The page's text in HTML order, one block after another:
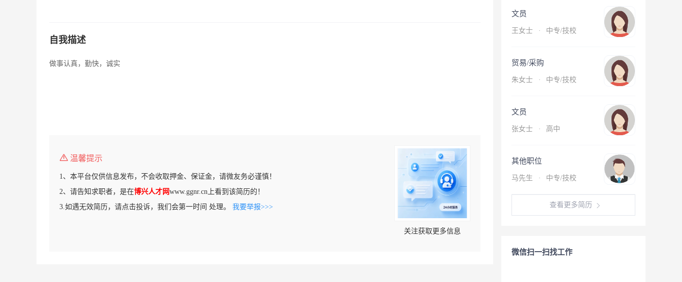
自我描述
做事认真，勤快，诚实
温馨提示
1、本平台仅供信息发布，不会收取押金、保证金，请微友务必谨慎！
2、请告知求职者，是在博兴人才网www.ggnr.cn上看到该简历的！
3.如遇无效简历，请点击投诉，我们会第一时间 处理。 我要举报>>>
关注获取更多信息
文员
王女士 · 中专/技校
贸易/采购
朱女士 · 中专/技校
文员
张女士 · 高中
其他职位
马先生 · 中专/技校
查看更多简历
微信扫一扫找工作